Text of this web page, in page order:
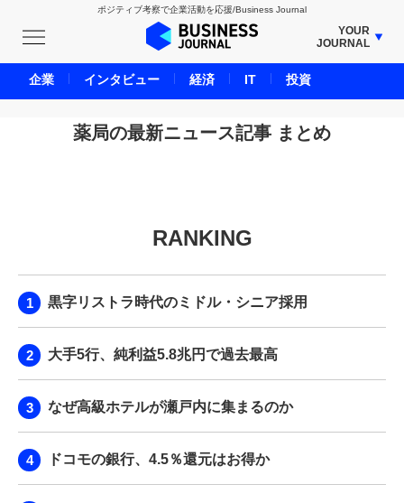
ポジティブ考察で企業活動を応援/Business Journal
YOUR
JOURNAL
BUSINESS JOURNAL
UNICORN JOURNAL
CARBON CREDITS JOURNAL
LIFE ENDING JOURNAL
BPaaS JOURNAL
薬局の最新ニュース記事 まとめ
RANKING
黒字リストラ時代のミドル・シニア採用
大手5行、純利益5.8兆円で過去最高
なぜ高級ホテルが瀬戸内に集まるのか
ドコモの銀行、4.5％還元はお得か
企業 インタビュー 経済 IT 投資